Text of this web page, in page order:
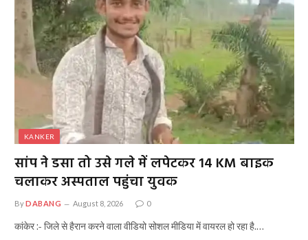
KANKER
सांप ने डसा तो उसे गले में लपेटकर 14 KM बाइक
चलाकर अस्पताल पहुंचा युवक
ByDABANG August 8, 2026 0
कांकेर :- जिले से हैरान करने वाला वीडियो सोशल मीडिया में वायरल हो रहा है.…